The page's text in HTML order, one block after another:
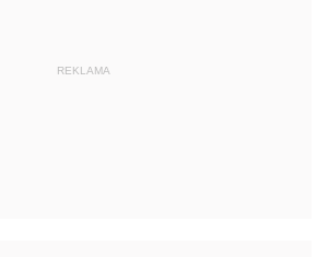
REKLAMA